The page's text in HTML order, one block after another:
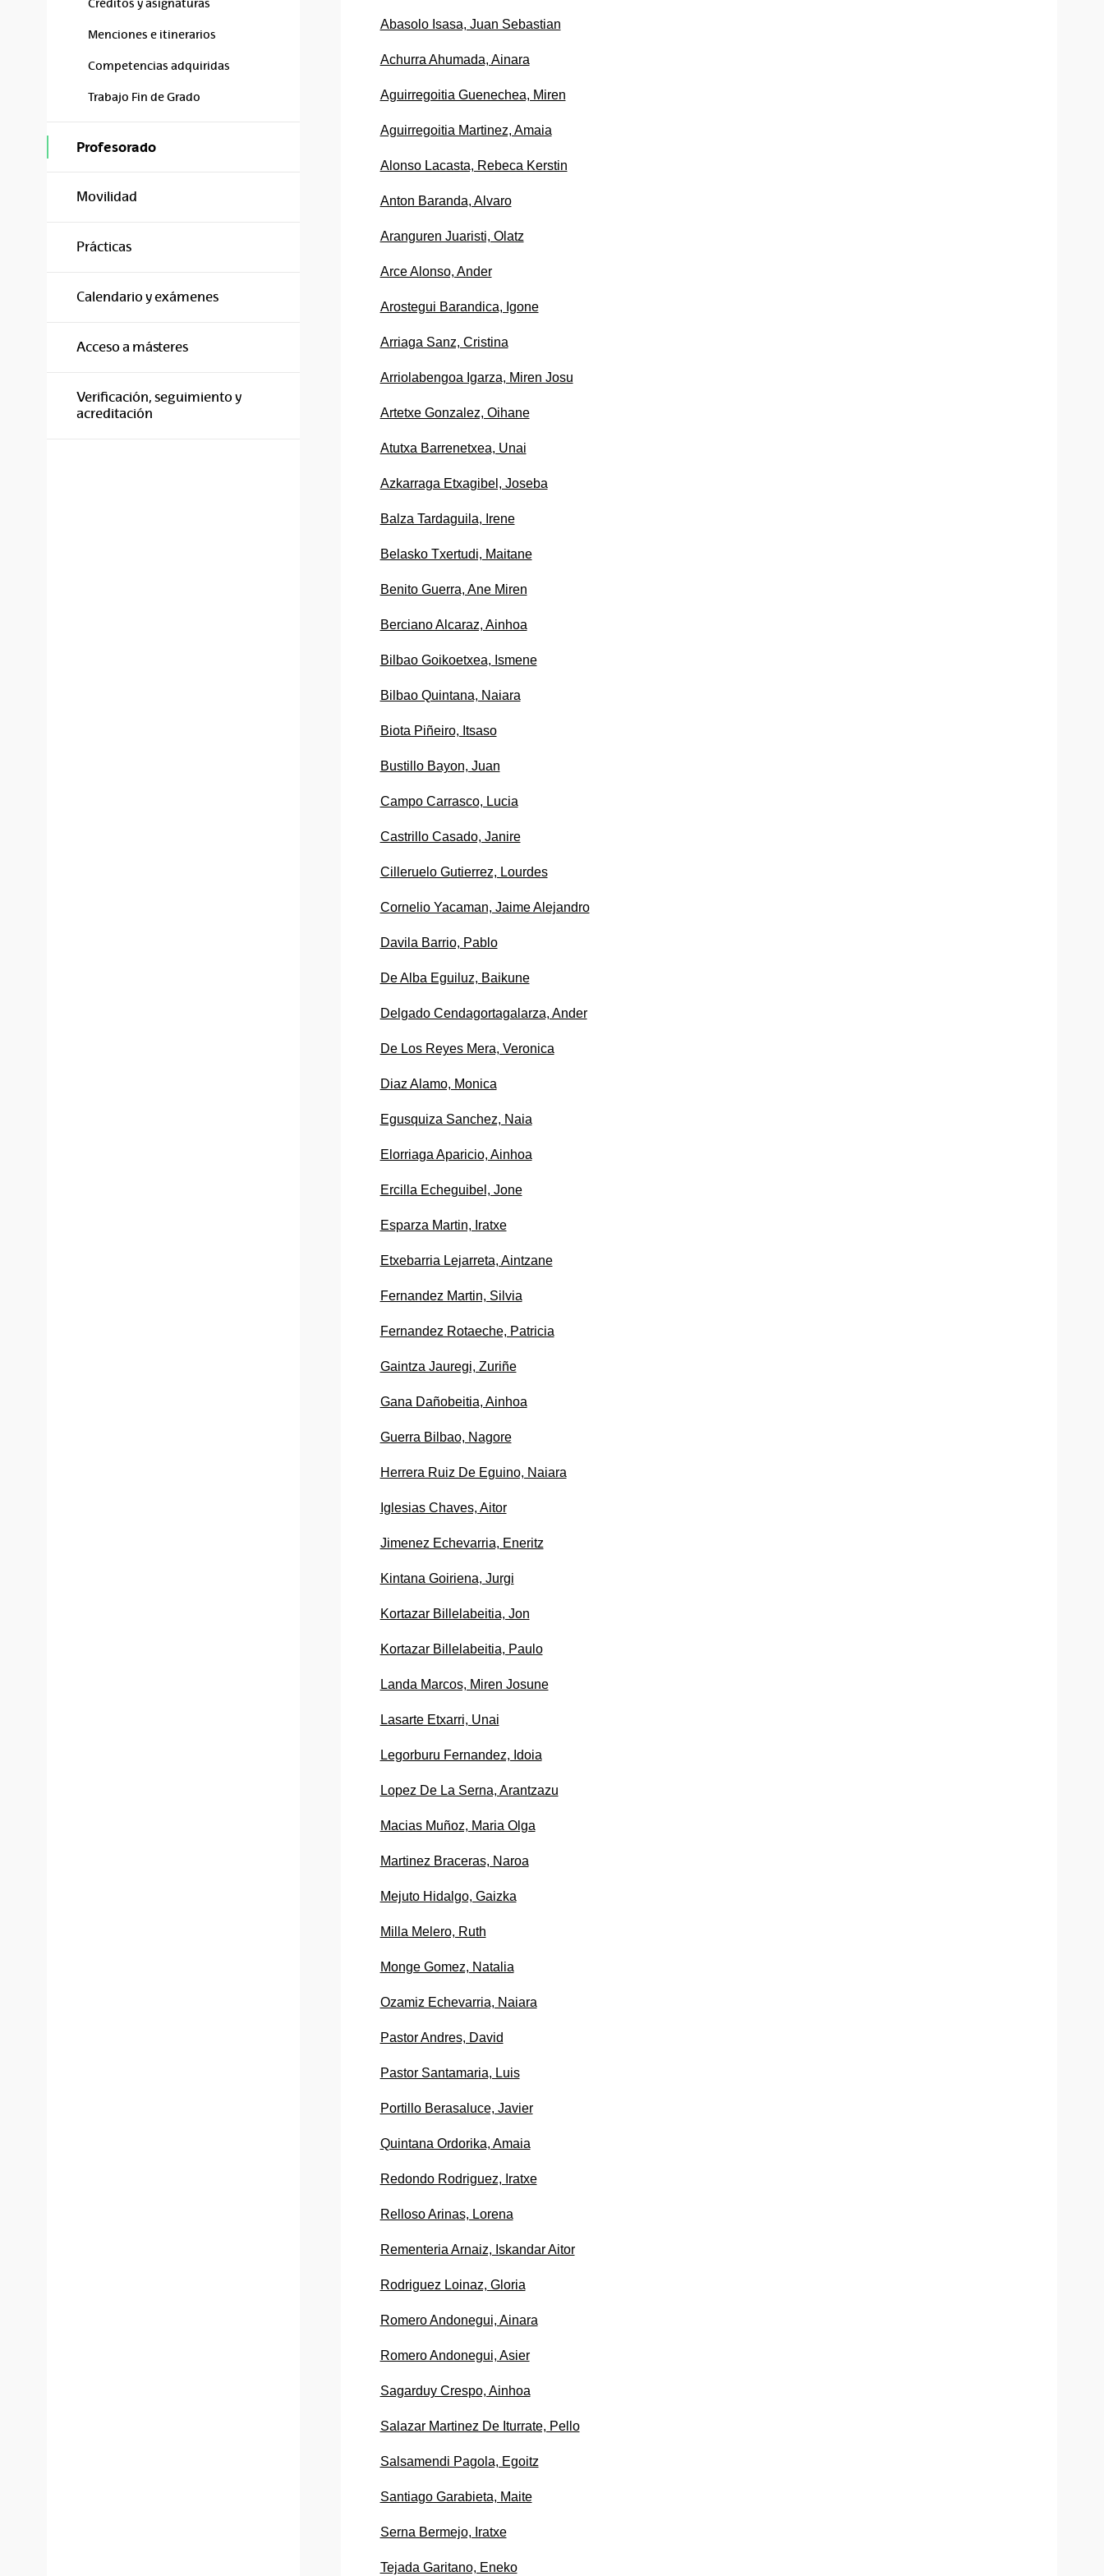
Créditos y asignaturas
Menciones e itinerarios
Competencias adquiridas
Trabajo Fin de Grado
Profesorado
Movilidad
Prácticas
Calendario y exámenes
Acceso a másteres
Verificación, seguimiento y
acreditación
Abasolo Isasa, Juan Sebastian
Achurra Ahumada, Ainara
Aguirregoitia Guenechea, Miren
Aguirregoitia Martinez, Amaia
Alonso Lacasta, Rebeca Kerstin
Anton Baranda, Alvaro
Aranguren Juaristi, Olatz
Arce Alonso, Ander
Arostegui Barandica, Igone
Arriaga Sanz, Cristina
Arriolabengoa Igarza, Miren Josu
Artetxe Gonzalez, Oihane
Atutxa Barrenetxea, Unai
Azkarraga Etxagibel, Joseba
Balza Tardaguila, Irene
Belasko Txertudi, Maitane
Benito Guerra, Ane Miren
Berciano Alcaraz, Ainhoa
Bilbao Goikoetxea, Ismene
Bilbao Quintana, Naiara
Biota Piñeiro, Itsaso
Bustillo Bayon, Juan
Campo Carrasco, Lucia
Castrillo Casado, Janire
Cilleruelo Gutierrez, Lourdes
Cornelio Yacaman, Jaime Alejandro
Davila Barrio, Pablo
De Alba Eguiluz, Baikune
Delgado Cendagortagalarza, Ander
De Los Reyes Mera, Veronica
Diaz Alamo, Monica
Egusquiza Sanchez, Naia
Elorriaga Aparicio, Ainhoa
Ercilla Echeguibel, Jone
Esparza Martin, Iratxe
Etxebarria Lejarreta, Aintzane
Fernandez Martin, Silvia
Fernandez Rotaeche, Patricia
Gaintza Jauregi, Zuriñe
Gana Dañobeitia, Ainhoa
Guerra Bilbao, Nagore
Herrera Ruiz De Eguino, Naiara
Iglesias Chaves, Aitor
Jimenez Echevarria, Eneritz
Kintana Goiriena, Jurgi
Kortazar Billelabeitia, Jon
Kortazar Billelabeitia, Paulo
Landa Marcos, Miren Josune
Lasarte Etxarri, Unai
Legorburu Fernandez, Idoia
Lopez De La Serna, Arantzazu
Macias Muñoz, Maria Olga
Martinez Braceras, Naroa
Mejuto Hidalgo, Gaizka
Milla Melero, Ruth
Monge Gomez, Natalia
Ozamiz Echevarria, Naiara
Pastor Andres, David
Pastor Santamaria, Luis
Portillo Berasaluce, Javier
Quintana Ordorika, Amaia
Redondo Rodriguez, Iratxe
Relloso Arinas, Lorena
Rementeria Arnaiz, Iskandar Aitor
Rodriguez Loinaz, Gloria
Romero Andonegui, Ainara
Romero Andonegui, Asier
Sagarduy Crespo, Ainhoa
Salazar Martinez De Iturrate, Pello
Salsamendi Pagola, Egoitz
Santiago Garabieta, Maite
Serna Bermejo, Iratxe
Tejada Garitano, Eneko